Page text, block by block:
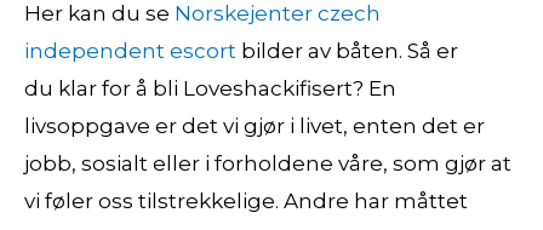
Her kan du se Norskejenter czech
independent escort bilder av båten. Så er
du klar for å bli Loveshackifisert? En
livsoppgave er det vi gjør i livet, enten det er
jobb, sosialt eller i forholdene våre, som gjør at
vi føler oss tilstrekkelige. Andre har måttet